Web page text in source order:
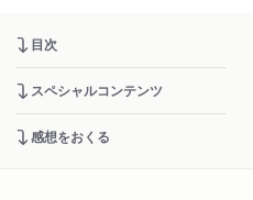
目次
スペシャルコンテンツ
感想をおくる